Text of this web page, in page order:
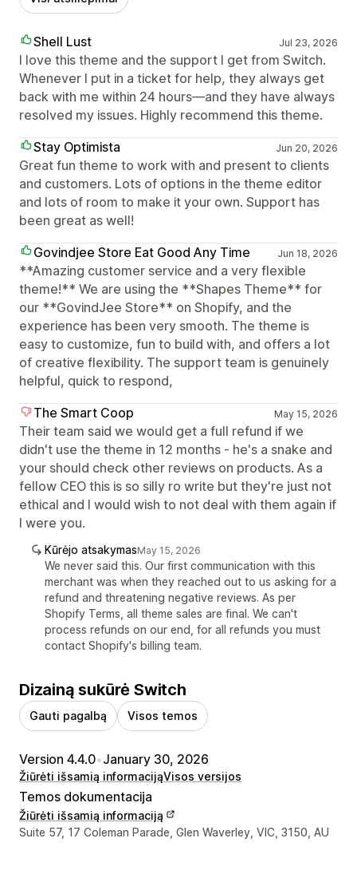
Shell Lust Jul 23, 2026
I love this theme and the support I get from Switch.
Whenever I put in a ticket for help, they always get
back with me within 24 hours—and they have always
resolved my issues. Highly recommend this theme.
Stay Optimista
Jun 20, 2026
Great fun theme to work with and present to clients
and customers. Lots of options in the theme editor
and lots of room to make it your own. Support has
been great as well!
Govindjee Store Eat Good Any Time
Jun 18, 2026
**Amazing customer service and a very flexible
theme!** We are using the **Shapes Theme** for
our **GovindJee Store** on Shopify, and the
experience has been very smooth. The theme is
easy to customize, fun to build with, and offers a lot
of creative flexibility. The support team is genuinely
helpful, quick to respond,
The Smart Coop
May 15, 2026
Their team said we would get a full refund if we
didn't use the theme in 12 months - he's a snake and
your should check other reviews on products. As a
fellow CEO this is so silly ro write but they're just not
ethical and I would wish to not deal with them again if
I were you.
Kūrėjo atsakymasMay 15, 2026
We never said this. Our first communication with this
merchant was when they reached out to us asking for a
refund and threatening negative reviews. As per
Shopify Terms, all theme sales are final. We can't
process refunds on our end, for all refunds you must
contact Shopify's billing team.
Dizainą sukūrė Switch
Gauti pagalbą Visos temos
Version 4.4.0•January 30, 2026
Žiūrėti išsamią informacijąVisos versijos
Temos dokumentacija
Žiūrėti išsamią informaciją
Kūrėjo kontaktiniai duomenys
Suite 57, 17 Coleman Parade, Glen Waverley, VIC, 3150, AU